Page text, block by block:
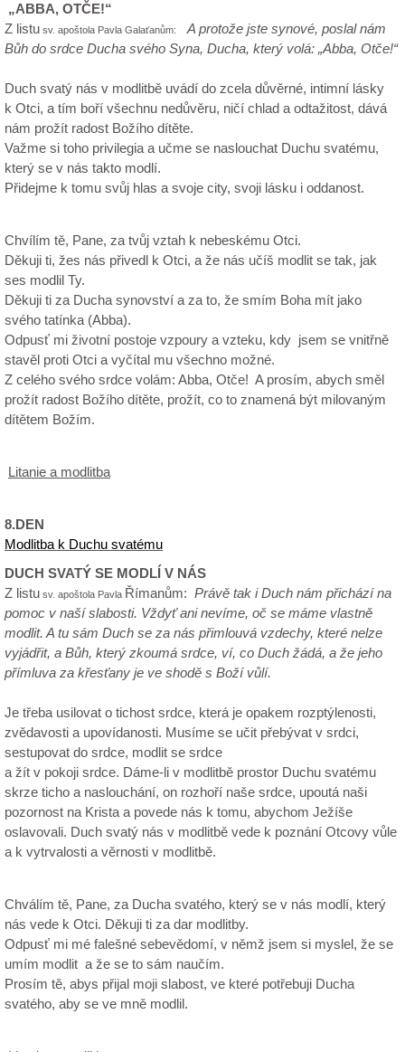
„ABBA, OTČE!“
Z listu sv. apoštola Pavla Galaťanům:
A protože jste synové, poslal nám
Bůh do srdce Ducha svého Syna, Ducha, který volá: „Abba, Otče!“
Duch svatý nás v modlitbě uvádí do zcela důvěrné, intimní lásky
k Otci, a tím boří všechnu nedůvěru, ničí chlad a odtažitost, dává
nám prožít radost Božího dítěte.
Važme si toho privilegia a učme se naslouchat Duchu svatému,
který se v nás takto modlí.
Přidejme k tomu svůj hlas a svoje city, svoji lásku i oddanost.
Chvílím tě, Pane, za tvůj vztah k nebeskému Otci.
Děkuji ti, žes nás přivedl k Otci, a že nás učíš modlit se tak, jak
ses modlil Ty.
Děkuji ti za Ducha synovství a za to, že smím Boha mít jako
svého tatínka (Abba).
Odpusť mi životní postoje vzpoury a vzteku, kdy jsem se vnitřně
stavěl proti Otci a vyčítal mu všechno možné.
Z celého svého srdce volám: Abba, Otče! A prosím, abych směl
prožít radost Božího dítěte, prožít, co to znamená být milovaným
dítětem Božím.
Litanie a modlitba
8.DEN
Modlitba k Duchu svatému
DUCH SVATÝ SE MODLÍ V NÁS
Z listu sv. apoštola Pavla Římanům: Právě tak i Duch nám přichází na
pomoc v naší slabosti. Vždyť ani nevíme, oč se máme vlastně
modlit. A tu sám Duch se za nás přimlouvá vzdechy, které nelze
vyjádřit, a Bůh, který zkoumá srdce, ví, co Duch žádá, a že jeho
přímluva za křesťany je ve shodě s Boží vůlí.
Je třeba usilovat o tichost srdce, která je opakem rozptýlenosti,
zvědavosti a upovídanosti. Musíme se učit přebývat v srdci,
sestupovat do srdce, modlit se srdce
a žít v pokoji srdce. Dáme-li v modlitbě prostor Duchu svatému
skrze ticho a naslouchání, on rozhoří naše srdce, upoutá naši
pozornost na Krista a povede nás k tomu, abychom Ježíše
oslavovali. Duch svatý nás v modlitbě vede k poznání Otcovy vůle
a k vytrvalosti a věrnosti v modlitbě.
Chválím tě, Pane, za Ducha svatého, který se v nás modlí, který
nás vede k Otci. Děkuji ti za dar modlitby.
Odpusť mi mé falešné sebevědomí, v němž jsem si myslel, že se
umím modlit a že se to sám naučím.
Prosím tě, abys přijal moji slabost, ve které potřebuji Ducha
svatého, aby se ve mně modlil.